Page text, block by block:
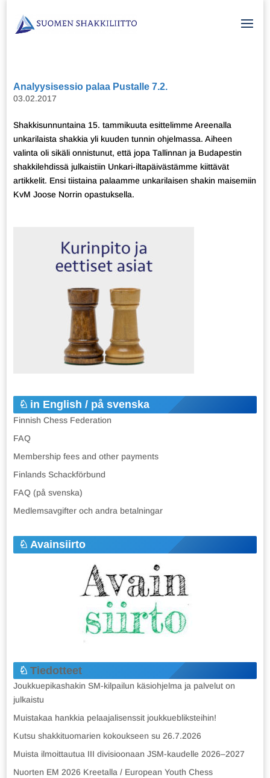
Analyysisessio palaa Pustalle 7.2.
03.02.2017
Shakkisunnuntaina 15. tammikuuta esittelimme Areenalla
unkarilaista shakkia yli kuuden tunnin ohjelmassa. Aiheen
valinta oli sikäli onnistunut, että jopa Tallinnan ja Budapestin
shakkilehdissä julkaistiin Unkari-iltapäivästämme kiittävät
artikkelit. Ensi tiistaina palaamme unkarilaisen shakin maisemiin
KvM Joose Norrin opastuksella.
in English / på svenska
Finnish Chess Federation
FAQ
Membership fees and other payments
Finlands Schackförbund
FAQ (på svenska)
Medlemsavgifter och andra betalningar
Avainsiirto
Tiedotteet
Joukkuepikashakin SM-kilpailun käsiohjelma ja palvelut on
julkaistu
Muistakaa hankkia pelaajalisenssit joukkuebliksteihin!
Kutsu shakkituomarien kokoukseen su 26.7.2026
Muista ilmoittautua III divisioonaan JSM-kaudelle 2026–2027
Nuorten EM 2026 Kreetalla / European Youth Chess